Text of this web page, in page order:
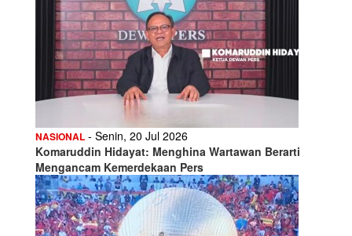
NASIONAL - Senin, 20 Jul 2026
Komaruddin Hidayat: Menghina Wartawan Berarti
Mengancam Kemerdekaan Pers